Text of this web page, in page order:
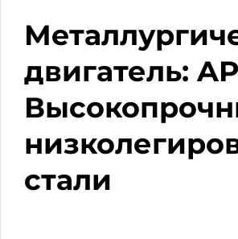
двигатель:
стали